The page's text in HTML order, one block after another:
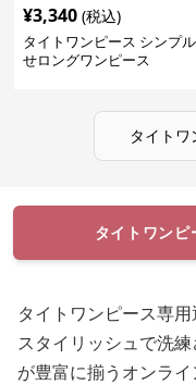
¥3,340 (税込)
タイトワンピース シンプ
せロングワンピース
タイトワ
タイトワン
タイトワンピース専
スタイリッシュで洗
が豊富に揃うオンライ